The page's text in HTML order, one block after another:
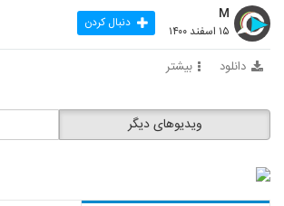
M
۱۵ اسفند ۱۴۰۰ دنبال کردن
دانلود بیشتر
ویدیوهای دیگر